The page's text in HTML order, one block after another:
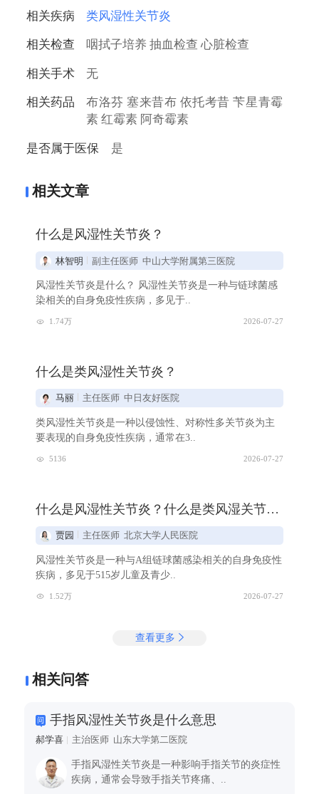
相关疾病 类风湿性关节炎
相关检查 咽拭子培养 抽血检查 心脏检查
相关手术 无
相关药品
布洛芬 塞来昔布 依托考昔 苄星青霉
素 红霉素 阿奇霉素
是否属于医保 是
相关文章
什么是风湿性关节炎？
林智明 副主任医师 中山大学附属第三医院
风湿性关节炎是什么？ 风湿性关节炎是一种与链球菌感
染相关的自身免疫性疾病，多见于..
1.74万 2026-07-27
什么是类风湿性关节炎？
马丽 主任医师 中日友好医院
类风湿性关节炎是一种以侵蚀性、对称性多关节炎为主
要表现的自身免疫性疾病，通常在3..
5136 2026-07-27
什么是风湿性关节炎？什么是类风湿关节炎？别再分不清
贾园 主任医师 北京大学人民医院
风湿性关节炎是一种与A组链球菌感染相关的自身免疫性
疾病，多见于515岁儿童及青少..
1.52万 2026-07-27
查看更多
相关问答
手指风湿性关节炎是什么意思
郝学喜 主治医师 山东大学第二医院
手指风湿性关节炎是一种影响手指关节的炎症性
疾病，通常会导致手指关节疼痛、..